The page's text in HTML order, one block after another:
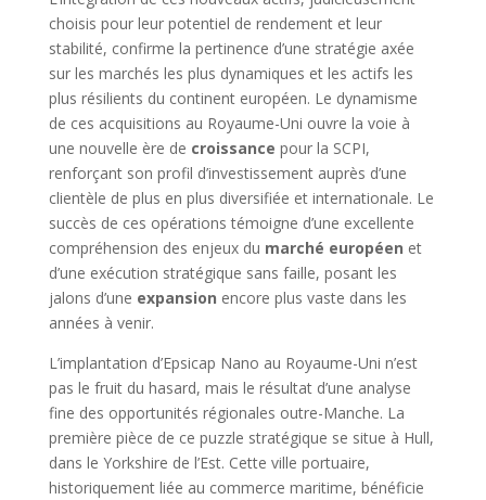
choisis pour leur potentiel de rendement et leur
stabilité, confirme la pertinence d’une stratégie axée
sur les marchés les plus dynamiques et les actifs les
plus résilients du continent européen. Le dynamisme
de ces acquisitions au Royaume-Uni ouvre la voie à
une nouvelle ère de croissance pour la SCPI,
renforçant son profil d’investissement auprès d’une
clientèle de plus en plus diversifiée et internationale. Le
succès de ces opérations témoigne d’une excellente
compréhension des enjeux du marché européen et
d’une exécution stratégique sans faille, posant les
jalons d’une expansion encore plus vaste dans les
années à venir.
L’implantation d’Epsicap Nano au Royaume-Uni n’est
pas le fruit du hasard, mais le résultat d’une analyse
fine des opportunités régionales outre-Manche. La
première pièce de ce puzzle stratégique se situe à Hull,
dans le Yorkshire de l’Est. Cette ville portuaire,
historiquement liée au commerce maritime, bénéficie